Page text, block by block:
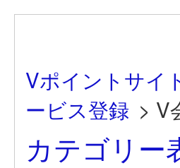
Vポイントサイ
ービス登録 > V
カテゴリー